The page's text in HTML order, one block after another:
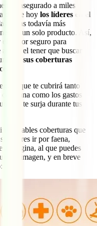
asegurado a miles de
día de hoy los líderes en el
cosas todavía más
en un solo producto. Así,
mejor seguro para
acabó el tener que buscar
sus coberturas
que te cubrirá tanto
como los gastos
que te surja durante tus
coberturas que
quieres ir por faena,
página, al que puedes
imagen, y en breve
: